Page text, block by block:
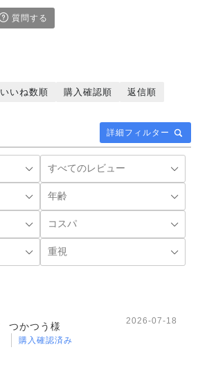
質問する
詳細フィルター
いいね数順 購入確認順
返信順
つかつう様
購入確認済み
2026-07-18